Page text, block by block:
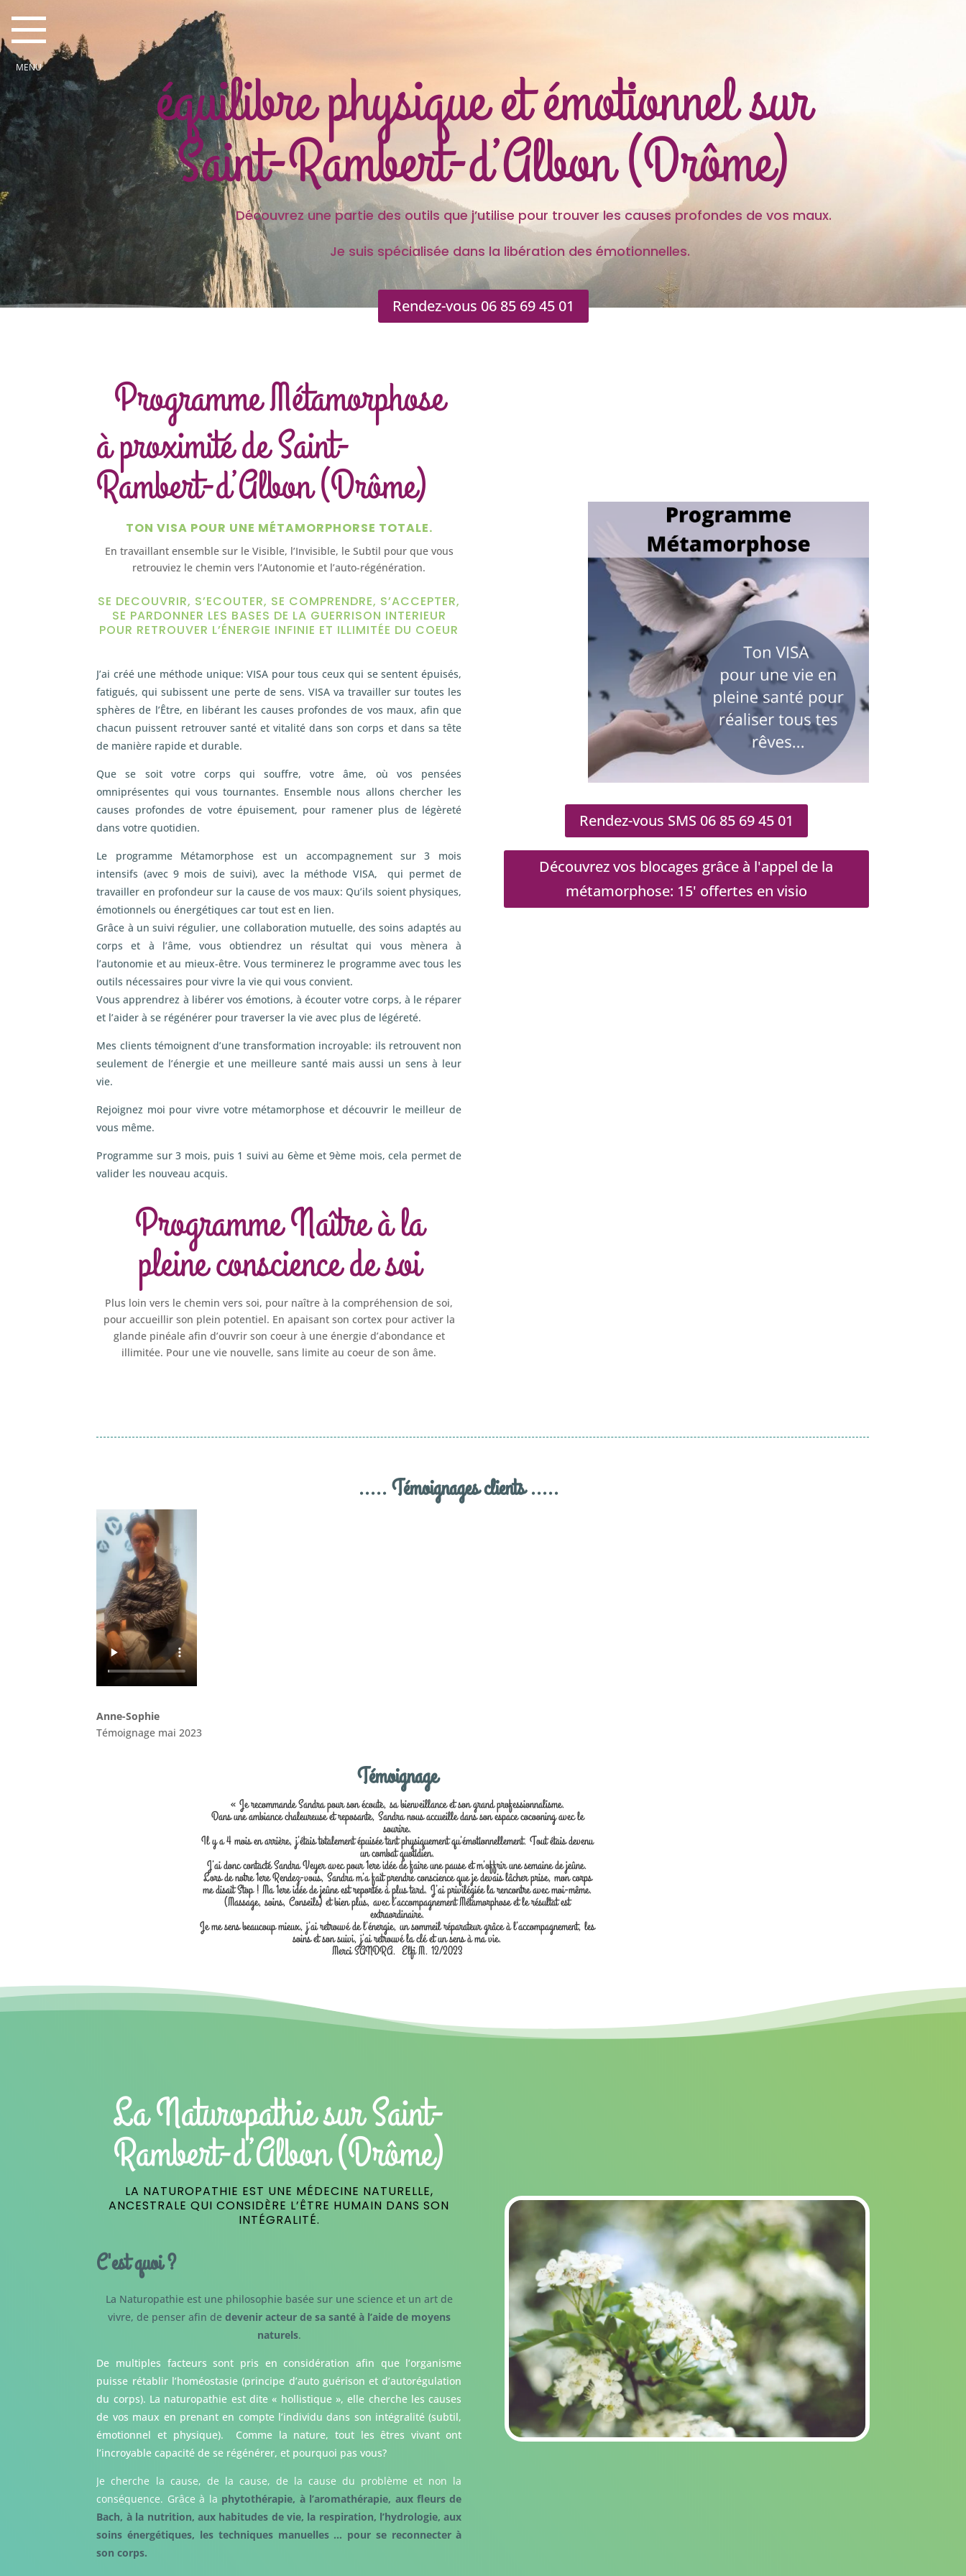
équilibre physique et émotionnel sur
Saint-Rambert-d’Albon (Drôme)
Découvrez une partie des outils que j’utilise pour trouver les causes profondes de vos maux.
Je suis spécialisée dans la libération des émotionnelles.
Rendez-vous 06 85 69 45 01
Programme Métamorphose
à proximité de Saint-
Rambert-d’Albon (Drôme)
TON VISA POUR UNE MÉTAMORPHORSE TOTALE.
En travaillant ensemble sur le Visible, l’Invisible, le Subtil pour que vous
retrouviez le chemin vers l’Autonomie et l’auto-régénération.
SE DECOUVRIR, S’ECOUTER, SE COMPRENDRE, S’ACCEPTER,
SE PARDONNER LES BASES DE LA GUERRISON INTERIEUR
POUR RETROUVER L’ÉNERGIE INFINIE ET ILLIMITÉE DU COEUR
J’ai créé une méthode unique: VISA pour tous ceux qui se sentent épuisés,
fatigués, qui subissent une perte de sens. VISA va travailler sur toutes les
sphères de l’Être, en libérant les causes profondes de vos maux, afin que
chacun puissent retrouver santé et vitalité dans son corps et dans sa tête
de manière rapide et durable.
Que se soit votre corps qui souffre, votre âme, où vos pensées
omniprésentes qui vous tournantes. Ensemble nous allons chercher les
causes profondes de votre épuisement, pour ramener plus de légèreté
dans votre quotidien.
Le programme Métamorphose est un accompagnement sur 3 mois
intensifs (avec 9 mois de suivi), avec la méthode VISA, qui permet de
travailler en profondeur sur la cause de vos maux: Qu’ils soient physiques,
émotionnels ou énergétiques car tout est en lien.
Grâce à un suivi régulier, une collaboration mutuelle, des soins adaptés au
corps et à l’âme, vous obtiendrez un résultat qui vous mènera à
l’autonomie et au mieux-être. Vous terminerez le programme avec tous les
outils nécessaires pour vivre la vie qui vous convient.
Vous apprendrez à libérer vos émotions, à écouter votre corps, à le réparer
et l’aider à se régénérer pour traverser la vie avec plus de légéreté.
Mes clients témoignent d’une transformation incroyable: ils retrouvent non
seulement de l’énergie et une meilleure santé mais aussi un sens à leur
vie.
Rejoignez moi pour vivre votre métamorphose et découvrir le meilleur de
vous même.
Programme sur 3 mois, puis 1 suivi au 6ème et 9ème mois, cela permet de
valider les nouveau acquis.
Programme Naître à la
pleine conscience de soi
Plus loin vers le chemin vers soi, pour naître à la compréhension de soi,
pour accueillir son plein potentiel. En apaisant son cortex pour activer la
glande pinéale afin d’ouvrir son coeur à une énergie d’abondance et
illimitée. Pour une vie nouvelle, sans limite au coeur de son âme.
Rendez-vous SMS 06 85 69 45 01
Découvrez vos blocages grâce à l'appel de la
métamorphose: 15' offertes en visio
..... Témoignages clients .....
Anne-Sophie
Témoignage mai 2023
Témoignage
« Je recommande Sandra pour son écoute, sa bienveillance et son grand professionnalisme.
Dans une ambiance chaleureuse et reposante, Sandra nous accueille dans son espace cocooning avec le
sourire.
Il y a 4 mois en arrière, j’étais totalement épuisée tant physiquement qu’émotionnellement. Tout étais devenu
un combat quotidien.
J’ai donc contacté Sandra Veyer avec pour 1ere idée de faire une pause et m’offrir une semaine de jeûne.
Lors de notre 1ere Rendez-vous, Sandra m’a fait prendre conscience que je devais lâcher prise, mon corps
me disait Stop ! Ma 1ere idée de jeûne est reportée à plus tard. J’ai privilégiée la rencontre avec moi-même.
(Massage, soins, Conseils) et bien plus, avec l’accompagnement Métamorphose et le résultat est
extraordinaire.
Je me sens beaucoup mieux, j’ai retrouvé de l’énergie, un sommeil réparateur grâce à l’accompagnement, les
soins et son suivi, j’ai retrouvé la clé et un sens à ma vie.
Merci SANDRA. Elfi M. 12/2023
La Naturopathie sur Saint-
Rambert-d’Albon (Drôme)
LA NATUROPATHIE EST UNE MÉDECINE NATURELLE,
ANCESTRALE QUI CONSIDÈRE L’ÊTRE HUMAIN DANS SON
INTÉGRALITÉ.
C'est quoi ?
La Naturopathie est une philosophie basée sur une science et un art de
vivre, de penser afin de devenir acteur de sa santé à l’aide de moyens
naturels.
De multiples facteurs sont pris en considération afin que l’organisme
puisse rétablir l’homéostasie (principe d’auto guérison et d’autorégulation
du corps). La naturopathie est dite « hollistique », elle cherche les causes
de vos maux en prenant en compte l’individu dans son intégralité (subtil,
émotionnel et physique). Comme la nature, tout les êtres vivant ont
l’incroyable capacité de se régénérer, et pourquoi pas vous?
Je cherche la cause, de la cause, de la cause du problème et non la
conséquence. Grâce à la phytothérapie, à l’aromathérapie, aux fleurs de
Bach, à la nutrition, aux habitudes de vie, la respiration, l’hydrologie, aux
soins énergétiques, les techniques manuelles … pour se reconnecter à
son corps.